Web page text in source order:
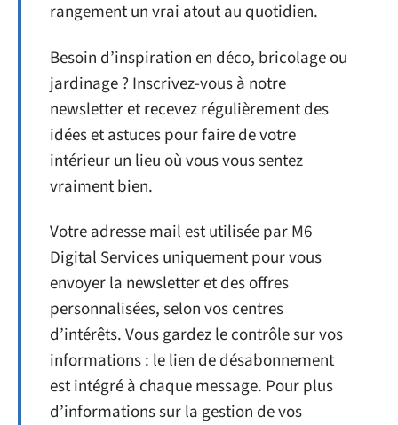
rangement un vrai atout au quotidien.
Besoin d’inspiration en déco, bricolage ou
jardinage ? Inscrivez-vous à notre
newsletter et recevez régulièrement des
idées et astuces pour faire de votre
intérieur un lieu où vous vous sentez
vraiment bien.
Votre adresse mail est utilisée par M6
Digital Services uniquement pour vous
envoyer la newsletter et des offres
personnalisées, selon vos centres
d’intérêts. Vous gardez le contrôle sur vos
informations : le lien de désabonnement
est intégré à chaque message. Pour plus
d’informations sur la gestion de vos